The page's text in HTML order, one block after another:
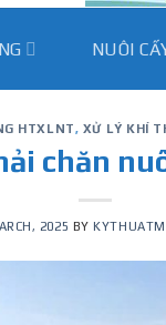
NUÔI
HTXLNT, XỬ LÝ KHÍ
chăn
2025 BY